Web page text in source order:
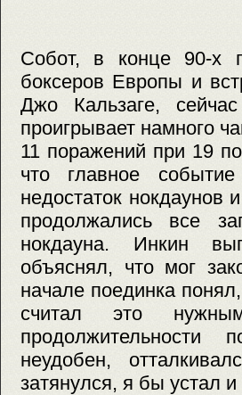
Собот, в конце 90-х
боксеров Европы и
Джо Кальзаге,
проигрывает намного
11 поражений при 19
что главное
недостаток нокдаунов
продолжались все
нокдауна. Инкин
объяснял, что мог
начале поединка
считал это
продолжительности
неудобен,
затянулся, я бы устал